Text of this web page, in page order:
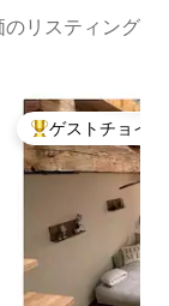
リスティング
大好評のゲスト
ゲストチョイス